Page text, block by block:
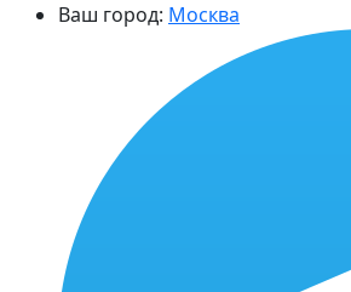
Ваш город: Москва